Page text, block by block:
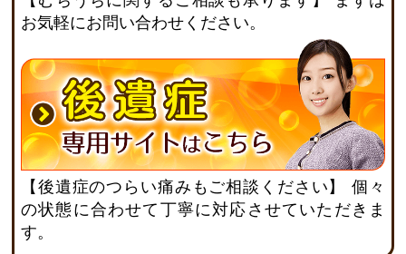
お気軽にお問い合わせください。
【後遺症のつらい痛みもご相談ください】
個々
の状態に合わせて丁寧に対応させていただきま
す。